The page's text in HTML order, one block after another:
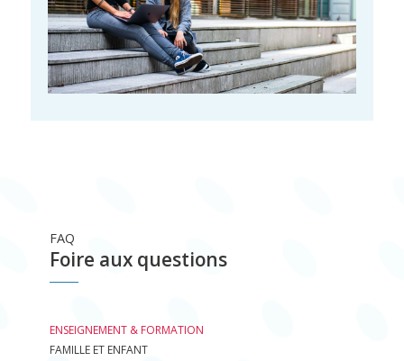
Foire aux questions
FAQ
ENSEIGNEMENT & FORMATION
FAMILLE ET ENFANT